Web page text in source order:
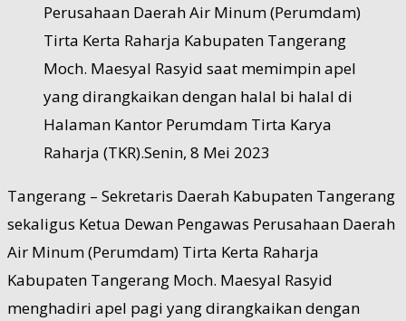
Perusahaan Daerah Air Minum (Perumdam)
Tirta Kerta Raharja Kabupaten Tangerang
Moch. Maesyal Rasyid saat memimpin apel
yang dirangkaikan dengan halal bi halal di
Halaman Kantor Perumdam Tirta Karya
Raharja (TKR).Senin, 8 Mei 2023
Tangerang – Sekretaris Daerah Kabupaten Tangerang
sekaligus Ketua Dewan Pengawas Perusahaan Daerah
Air Minum (Perumdam) Tirta Kerta Raharja
Kabupaten Tangerang Moch. Maesyal Rasyid
menghadiri apel pagi yang dirangkaikan dengan